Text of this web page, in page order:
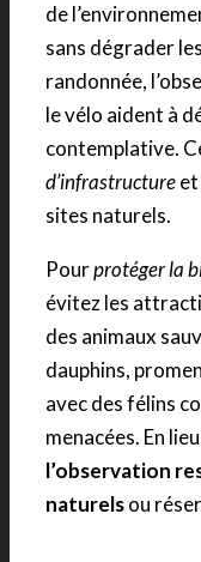
de
sans dégrader
randonnée,
le vélo aident à
contemplative.
d’infrastructure
sites naturels.
Pourprotéger la
évitez les
des animaux
dauphins,
avec des félins
menacées. En
l’observation
naturelsou